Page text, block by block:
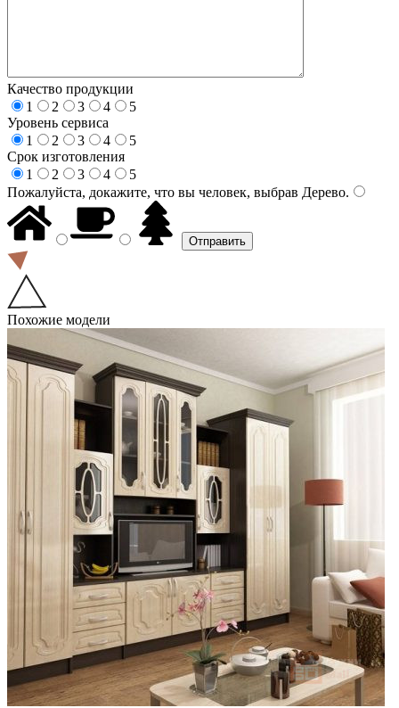
Качество продукции
1
2 3 4
5
Уровень сервиса
1
2 3 4
5
Срок изготовления
1
2 3 4
5
Пожалуйста, докажите, что вы человек, выбрав Дерево.
Похожие модели